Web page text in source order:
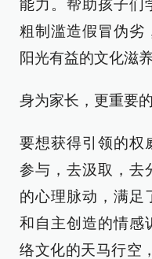
能力。帮助孩子们
粗制滥造假冒伪劣
阳光有益的文化滋养
身为家长，更重要
要想获得引领的权
参与，去汲取，去
的心理脉动，满足
和自主创造的情感
络文化的天马行空